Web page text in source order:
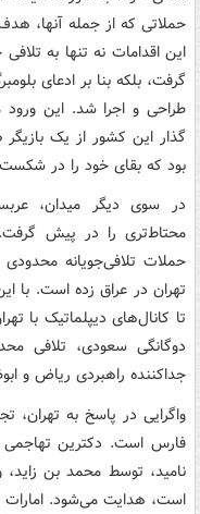
حملاتی که از جمله آنها،
این اقدامات نه تنها به
گرفت، بلکه بنا بر ادعای
طراحی و اجرا شد. این
گذار این کشور از یک
بود که بقای خود را در
در سوی دیگر میدان،
محتاط‌تری را در پیش
حملات تلافی‌جویانه
تهران در عراق زده است. با
تا کانال‌های دیپلماتیک با
دوگانگی سعودی، تلافی
جداکننده راهبردی ریاض و
واگرایی در پاسخ به تهران،
فارس است. دکترین تهاجمی
نامید، توسط محمد بن زاید،
است، هدایت می‌شود. امارات